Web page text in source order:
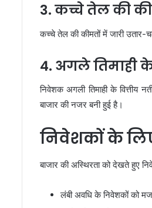
3. कच्चे तेल की
कच्चे तेल की कीमतों में जारी उतार-
4. अगले तिमाही
निवेशक अगली तिमाही के वित्तीय
बाजार की नजर बनी हुई है।
निवेशकों के
बाजार की अस्थिरता को देखते हुए
लंबी अवधि के निवेशकों को